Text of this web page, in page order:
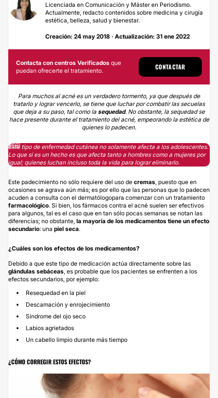
Licenciada en Comunicación y Máster en Periodismo.
Actualmente, redacto contenidos sobre medicina y cirugía
estética, belleza, salud y bienestar.
Creación: 24 may 2018 · Actualización: 31 ene 2022
Contacta con centros Verificados que
puedan ofrecerte el tratamiento.
CONTACTAR
Para muchos al acné es un verdadero tormento, ya que después de
tratarlo y lograr vencerlo, se tiene que luchar por combatir las secuelas
que deja a su paso, tal como la sequedad. No obstante, la sequedad se
hace presente durante el tratamiento del acné, empeorando la estética de
quienes lo padecen.
Este tipo de enfermedad cutánea no solamente afecta a los adolescentes.
Lo que sí es un hecho es que afecta tanto a hombres como a mujeres por
igual; quienes luchan incluso toda la vida para lograr eliminarlo.
Este padecimiento no sólo requiere del uso de cremas , puesto que en
ocasiones se agrava aún más; es por ello que las personas que lo padecen
acuden a consulta con el dermatólogopara comenzar con un tratamiento
farmacológico. Si bien, los fármacos contra el acné suelen ser efectivos
para algunos, tal es el caso que en tan sólo pocas semanas se notan las
diferencias; no obstante, la mayoría de los medicamentos tiene un efecto
secundario: una piel seca.
¿Cuáles son los efectos de los medicamentos?
Debido a que este tipo de medicación actúa directamente sobre las
glándulas sebáceas , es probable que los pacientes se enfrenten a los
efectos secundarios, por ejemplo:
Resequedad en la piel
Descamación y enrojecimiento
Síndrome del ojo seco
Labios agrietados
Un cabello limpio durante más tiempo
¿CÓMO CORREGIR ESTOS EFECTOS?